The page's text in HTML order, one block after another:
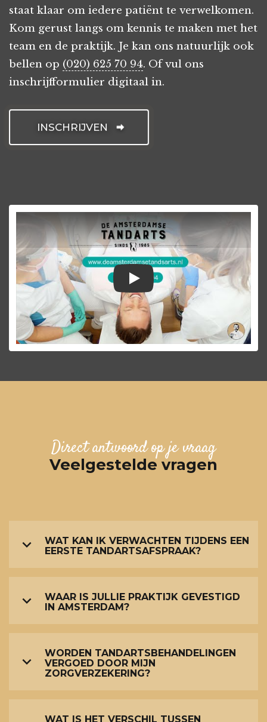
staat klaar om iedere patiënt te verwelkomen.
Kom gerust langs om kennis te maken met het
team en de praktijk. Je kan ons natuurlijk ook
bellen op (020) 625 70 94. Of vul ons
inschrijfformulier digitaal in.
INSCHRIJVEN
Praktijkvideo De
Direct antwoord op je vraag
Veelgestelde vragen
WAT KAN IK VERWACHTEN TIJDENS EEN
EERSTE TANDARTSAFSPRAAK?
WAAR IS JULLIE PRAKTIJK GEVESTIGD
IN AMSTERDAM?
WORDEN TANDARTSBEHANDELINGEN
VERGOED DOOR MIJN
ZORGVERZEKERING?
WAT IS HET VERSCHIL TUSSEN